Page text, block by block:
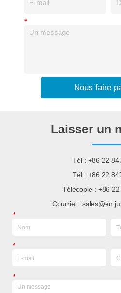
*
Nous faire
Laisser un
Tél : +86 22
Tél : +86 22
Télécopie : +86
Courriel :
*
*
*